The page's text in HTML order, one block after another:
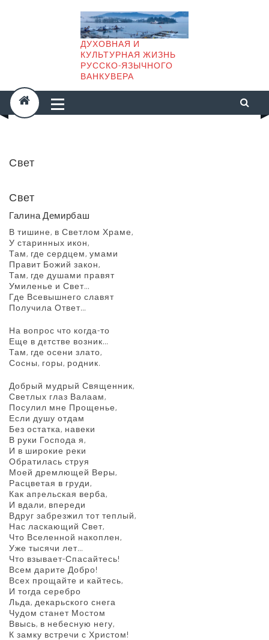
ДУХОВНАЯ И
КУЛЬТУРНАЯ ЖИЗНЬ
РУССКО-ЯЗЫЧНОГО
ВАНКУВЕРА
Свет
Свет
Галина Демирбаш
В тишине, в Светлом Храме,
У старинных икон,
Там, где сердцем, умами
Правит Божий закон,
Там, где душами правят
Умиленье и Свет…
Где Всевышнего славят
Получила Ответ…
На вопрос что когда-то
Еще в дeтстве возник…
Там, где осени злато,
Сосны, горы, родник.
Добрый мудрый Священник,
Светлых глаз Валаам,
Посулил мне Прощенье,
Если душу отдам
Без остатка, навеки
В руки Господа я,
И в широкие реки
Обратилась струя
Моей дремлющей Веры,
Расцветая в груди,
Как апpельская верба,
И вдали, впереди
Вдруг забрезжил тот теплый,
Нас ласкающий Свет,
Что Вселенной накоплен,
Уже тысячи лет…
Что взывает-Спасайтесь!
Всем дарите Добро!
Всех прощайте и кайтесь,
И тогда серебро
Льда, декарьского снега
Чудом станет Мостом
Ввысь, в небесную негу,
К замку встречи с Христом!